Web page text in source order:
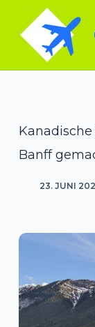
Inhalt
springen
Banff
23. JUNI